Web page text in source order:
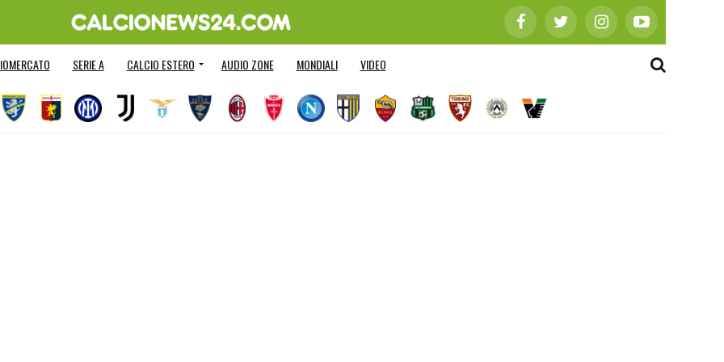
SERIE A CALCIO ESTERO AUDIO ZONE MONDIALI VIDEO